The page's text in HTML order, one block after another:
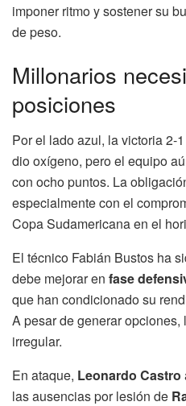
imponer ritmo y sostener su
de peso.
Millonarios
posiciones
Por el lado azul, la victoria 2-
dio oxígeno, pero el equipo
con ocho puntos. La
especialmente con el
Copa Sudamericana en el
El técnico Fabián Bustos ha
debe mejorar en fase
que han condicionado su
A pesar de generar
irregular.
En ataque, Leonardo Castro
las ausencias por lesión de